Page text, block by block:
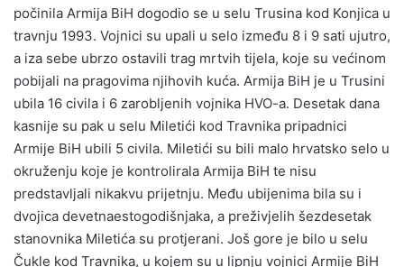
počinila Armija BiH dogodio se u selu Trusina kod Konjica u
travnju 1993. Vojnici su upali u selo između 8 i 9 sati ujutro,
a iza sebe ubrzo ostavili trag mrtvih tijela, koje su većinom
pobijali na pragovima njihovih kuća. Armija BiH je u Trusini
ubila 16 civila i 6 zarobljenih vojnika HVO-a. Desetak dana
kasnije su pak u selu Miletići kod Travnika pripadnici
Armije BiH ubili 5 civila. Miletići su bili malo hrvatsko selo u
okruženju koje je kontrolirala Armija BiH te nisu
predstavljali nikakvu prijetnju. Među ubijenima bila su i
dvojica devetnaestogodišnjaka, a preživjelih šezdesetak
stanovnika Miletića su protjerani. Još gore je bilo u selu
Čukle kod Travnika, u kojem su u lipnju vojnici Armije BiH